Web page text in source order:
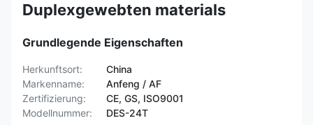
Duplexgewebten materials
Grundlegende Eigenschaften
Herkunftsort:
China
Markenname:
Anfeng / AF
Zertifizierung:
CE, GS, ISO9001
Modellnummer:
DES-24T